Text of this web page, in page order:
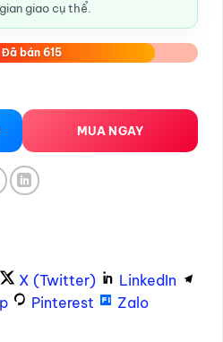
giao cụ thể.
Đã bán 615
MUA NGAY
X (Twitter)
LinkedIn
Pinterest
Zalo